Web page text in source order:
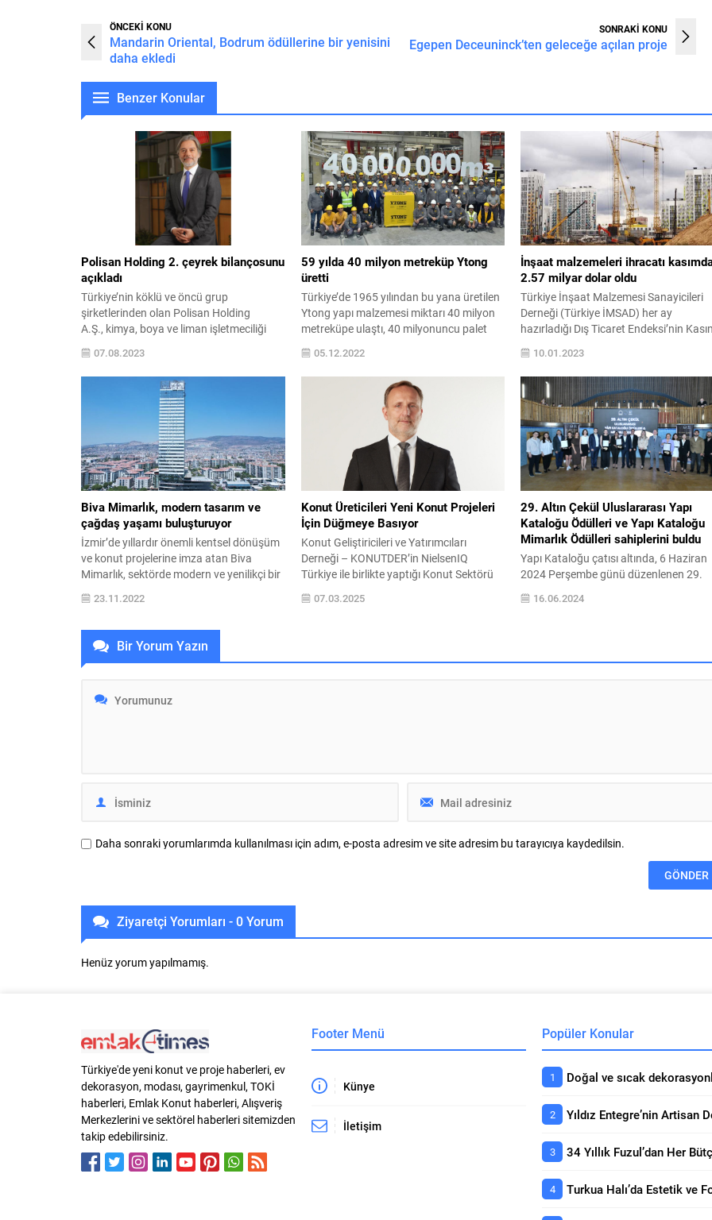
ÖNCEKİ KONU
Mandarin Oriental, Bodrum ödüllerine bir yenisini
daha ekledi
SONRAKİ KONU
Egepen Deceuninck’ten geleceğe açılan proje
Benzer Konular
Polisan Holding 2. çeyrek bilançosunu
açıkladı
Türkiye’nin köklü ve öncü grup
şirketlerinden olan Polisan Holding
A.Ş., kimya, boya ve liman işletmeciliği
alanlarındaki yatırımlarıyla Türkiye’ye
değer katmaya devam ediyor. 2023 yılının
ikinci çeyreğine ait konsolide finansal
sonuçlarını Kamuyu Aydınlatma
Platformu’nda (KAP) yayınlayan Polisan
Holding’in konsolide gelirleri 2023 yılının
ilk yarısında bir önceki yılın aynı dönemine
göre yüzde 11 artarak...
07.08.2023
59 yılda 40 milyon metreküp Ytong
üretti
Türkiye’de 1965 yılından bu yana üretilen
Ytong yapı malzemesi miktarı 40 milyon
metreküpe ulaştı, 40 milyonuncu palet
Türk Ytong’un Dilovası Fabrikası’ndaki
banttan törenle indirildi. Yapı malzemesi
sektörünün öncü ve yenilikçi şirketi Türk
Ytong tarafından 1965 yılında
İstanbul’da kurulan 50 bin metreküp
kapasiteli fabrikada başlayan Ytong
üretimi, 59 yılda 6...
05.12.2022
İnşaat malzemeleri ihracatı
2.57 milyar dolar oldu
Türkiye İnşaat Malzemesi Sanayicileri
Derneği (Türkiye İMSAD) her ay
hazırladığı Dış Ticaret Endeksi’nin
2022 sonuçlarını açıkladı. Endekse
inşaat malzemeleri sanayisinde kasım
ayında 2,57 milyar dolarla yılın en
aylık ihracatlarından biri gerçekleşti.
sektörünün dış ticaretteki nabzını
raporda, ihracatın bir önceki yılın kasım
ayına oranla yüzde 5,8...
10.01.2023
Biva Mimarlık, modern tasarım ve
çağdaş yaşamı buluşturuyor
İzmir’de yıllardır önemli kentsel dönüşüm
ve konut projelerine imza atan Biva
Mimarlık, sektörde modern ve yenilikçi bir
anlayışla tasarım ve mimariyi
buluşturuyor. Biva A.Ş. kurucularından
Yılmaz ile birlikte sektöre 12metrekarelik
dükkanla adım attıklarını belirterek,
geldikleri noktada Avrupa’nın en yüksek
23.11.2022
Konut Üreticileri Yeni Konut Projeleri
İçin Düğmeye Basıyor
Konut Geliştiricileri ve Yatırımcıları
Derneği – KONUTDER’in NielsenIQ
Türkiye ile birlikte yaptığı Konut Sektörü
Beklenti Anketi’nin 2025 ilk yarısına ilişkin
anket sonuçları açıklandı. Anket
07.03.2025
29. Altın Çekül Uluslararası Yapı
Kataloğu Ödülleri ve Yapı Kataloğu
Mimarlık Ödülleri sahiplerini buldu
Yapı Kataloğu çatısı altında, 6 Haziran
2024 Perşembe günü düzenlenen 29.
Altın Çekül Uluslararası Yapı Kataloğu
Ödülleri ve Yapı Kataloğu Mimarlık
16.06.2024
Bir Yorum Yazın
Daha sonraki yorumlarımda kullanılması için adım, e-posta adresim ve site adresim bu tarayıcıya kaydedilsin.
Ziyaretçi Yorumları - 0 Yorum
Henüz yorum yapılmamış.
Türkiye'de yeni konut ve proje haberleri, ev
dekorasyon, modası, gayrimenkul, TOKİ
haberleri, Emlak Konut haberleri, Alışveriş
Merkezlerini ve sektörel haberleri sitemizden
takip edebilirsiniz.
Footer Menü
Künye
İletişim
Popüler Konular